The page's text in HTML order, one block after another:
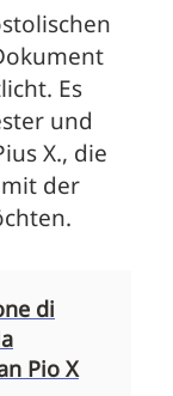
Es
und
X., die
der
di
Pio X